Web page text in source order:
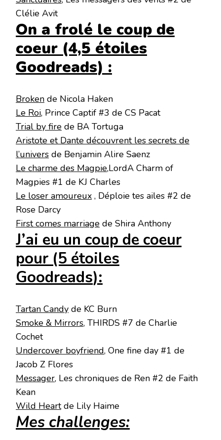
Clélie Avit
On a frolé le coup de
coeur (4,5 étoiles
Goodreads) :
Broken de Nicola Haken
Le Roi, Prince Captif #3 de CS Pacat
Trial by fire de BA Tortuga
Aristote et Dante découvrent les secrets de
l’univers de Benjamin Alire Saenz
Le charme des Magpie,LordA Charm of
Magpies #1 de KJ Charles
Le loser amoureux , Déploie tes ailes #2 de
Rose Darcy
First comes marriage de Shira Anthony
J’ai eu un coup de coeur
pour (5 étoiles
Goodreads):
Tartan Candy de KC Burn
Smoke & Mirrors, THIRDS #7 de Charlie
Cochet
Undercover boyfriend, One fine day #1 de
Jacob Z Flores
Messager, Les chroniques de Ren #2 de Faith
Kean
Wild Heartde Lily Haime
Mes challenges: